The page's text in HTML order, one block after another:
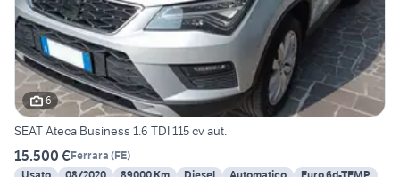
6
SEAT Ateca Business 1.6 TDI 115 cv aut.
15.500 €Ferrara (FE)